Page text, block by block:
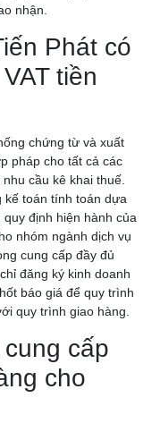
nhận.
Phát có
tiền
chứng từ và xuất
pháp cho tất cả các
cầu kê khai thuế.
toán tính toán dựa
định hiện hành của
nhóm ngành dịch vụ
cung cấp đầy đủ
đăng ký kinh doanh
báo giá để quy trình
quy trình giao hàng.
cấp
cho